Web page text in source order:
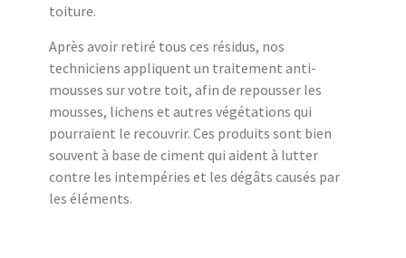
toiture.
Après avoir retiré tous ces résidus, nos
techniciens appliquent un traitement anti-
mousses sur votre toit, afin de repousser les
mousses, lichens et autres végétations qui
pourraient le recouvrir. Ces produits sont bien
souvent à base de ciment qui aident à lutter
contre les intempéries et les dégâts causés par
les éléments.